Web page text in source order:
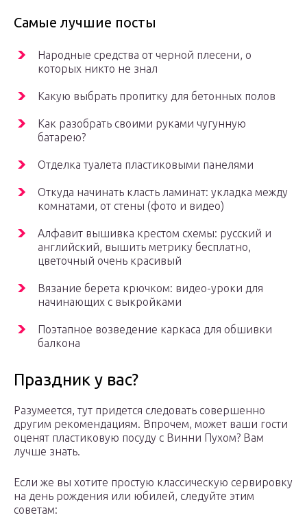
Самые лучшие посты
Народные средства от черной плесени, о
которых никто не знал
Какую выбрать пропитку для бетонных полов
Как разобрать своими руками чугунную
батарею?
Отделка туалета пластиковыми панелями
Откуда начинать класть ламинат: укладка между
комнатами, от стены (фото и видео)
Алфавит вышивка крестом схемы: русский и
английский, вышить метрику бесплатно,
цветочный очень красивый
Вязание берета крючком: видео-уроки для
начинающих с выкройками
Поэтапное возведение каркаса для обшивки
балкона
Праздник у вас?
Разумеется, тут придется следовать совершенно
другим рекомендациям. Впрочем, может ваши гости
оценят пластиковую посуду с Винни Пухом? Вам
лучше знать.
Если же вы хотите простую классическую сервировку
на день рождения или юбилей, следуйте этим
советам: